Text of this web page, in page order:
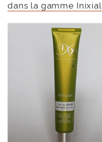
dans la gamme Inixial